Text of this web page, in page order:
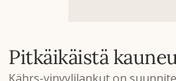
Pitkäikäistä